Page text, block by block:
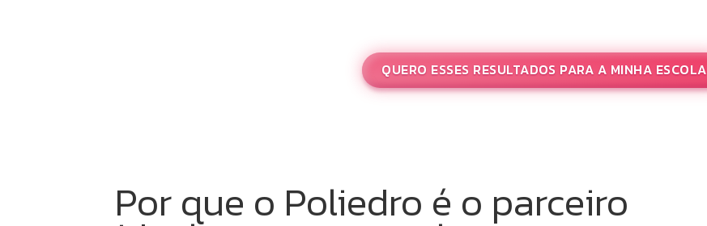
QUERO ESSES RESULTADOS PARA A MINHA ESCOLA
Por que o Poliedro é o parceiro